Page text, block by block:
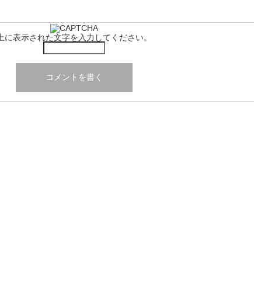
上に表示された文字を入力してください。